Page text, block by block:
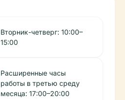
Вторник-четверг: 10:00–
15:00
Расширенные часы
работы в третью среду
месяца: 17:00–20:00